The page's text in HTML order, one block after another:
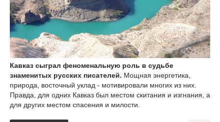
Кавказ сыграл феноменальную роль в судьбе
знаменитых русских писателей. Мощная энергетика,
природа, восточный уклад - мотивировали многих из них.
Правда, для одних Кавказ был местом скитания и изгнания, а
для других местом спасения и милости.